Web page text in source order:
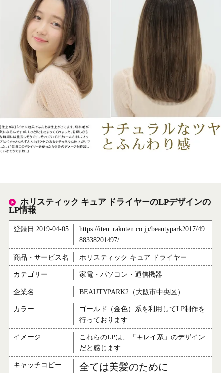
ホリスティック キュア ドライヤーのLPデザインの
LP情報
登録日 2019-04-05
https://item.rakuten.co.jp/beautypark2017/49
88338201497/
商品・サービス名 ホリスティック キュア ドライヤー
カテゴリー 家電・パソコン・通信機器
企業名 BEAUTYPARK2（大阪市中央区）
カラー
ゴールド（金色）系を利用してLP制作を
行っております
イメージ
これらのLPは、「キレイ系」のデザイン
だと感じます
キャッチコピー 全ては美髪のために